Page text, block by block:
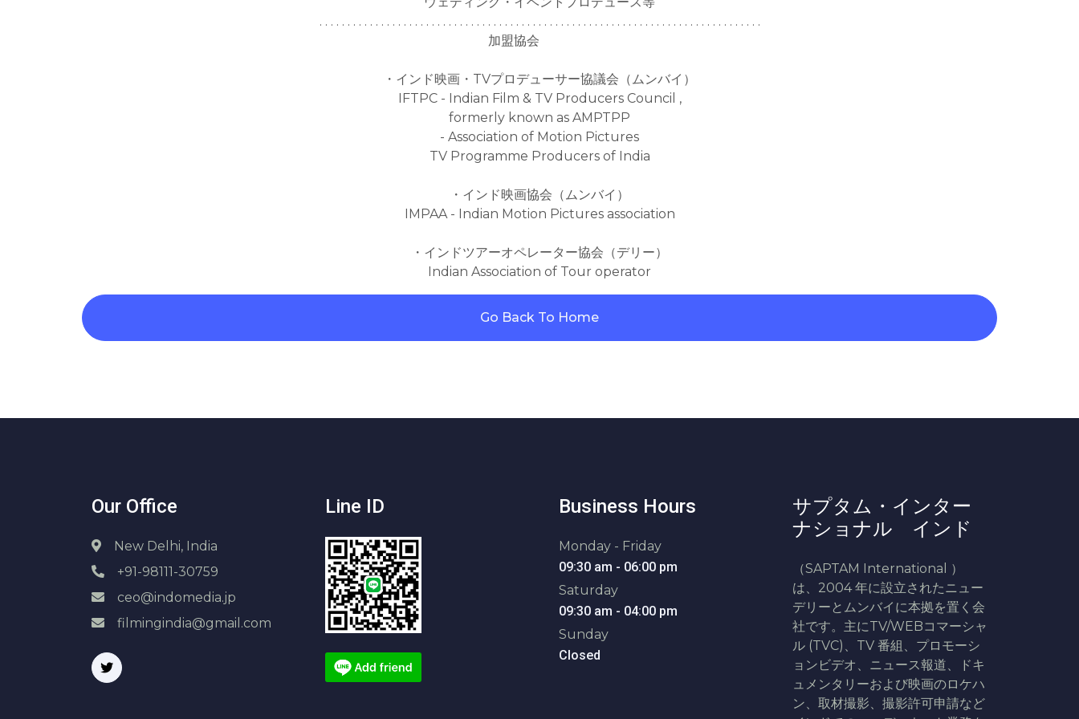
. . . . . . . . . . . . . . . . . . . . . . . . . . . . . . . . . . . . . . . . . . . . . . . . . . . . . . . . . . . . . . . . . . . . . . . . . . . . . . .
加盟協会
・インド映画・TVプロデューサー協議会（ムンバイ）
IFTPC - Indian Film & TV Producers Council ,
formerly known as AMPTPP
- Association of Motion Pictures
TV Programme Producers of India
・インド映画協会（ムンバイ）
IMPAA - Indian Motion Pictures association
・インドツアーオペレーター協会（デリー）
Indian Association of Tour operator
Go Back To Home
Our Office
New Delhi, India
+91-98111-30759
ceo@indomedia.jp
filmingindia@gmail.com
Line ID Business Hours
Monday - Friday
09:30 am - 06:00 pm
Saturday
09:30 am - 04:00 pm
Sunday
Closed
サプタム・インター
ナショナル インド
（SAPTAM International ）
は、2004 年に設立されたニュー
デリーとムンバイに本拠を置く会
社です。主にTV/WEBコマーシャ
ル (TVC)、TV 番組、プロモーシ
ョンビデオ、ニュース報道、ドキ
ュメンタリーおよび映画のロケハ
ン、取材撮影、撮影許可申請など